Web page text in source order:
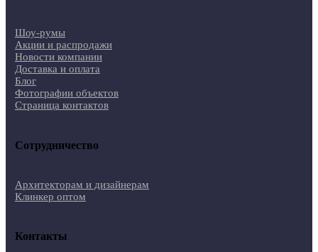
Шоу-румы
Акции и распродажи
Новости компании
Доставка и оплата
Блог
Фотографии объектов
Страница контактов
Сотрудничество
Архитекторам и дизайнерам
Клинкер оптом
Контакты